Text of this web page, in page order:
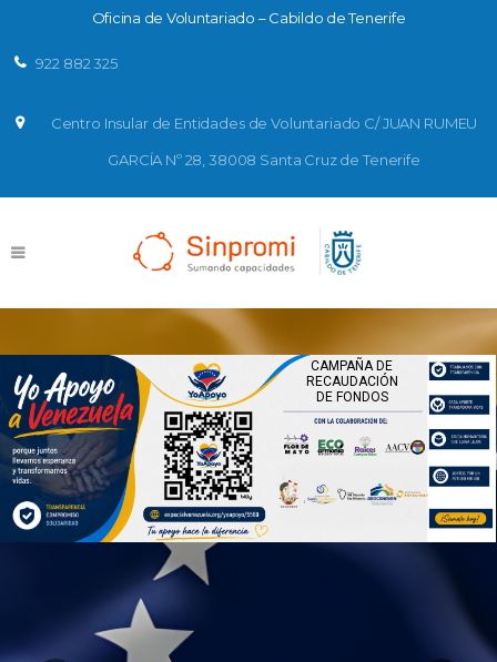
Oficina de Voluntariado – Cabildo de Tenerife
922 882 325
Centro Insular de Entidades de Voluntariado C/ JUAN RUMEU
GARCÍA Nº 28, 38008 Santa Cruz de Tenerife
Conoce las Iniciativas de las Entidades de
voluntariado de ayuda por el terremoto de Venezuela
Infórmate